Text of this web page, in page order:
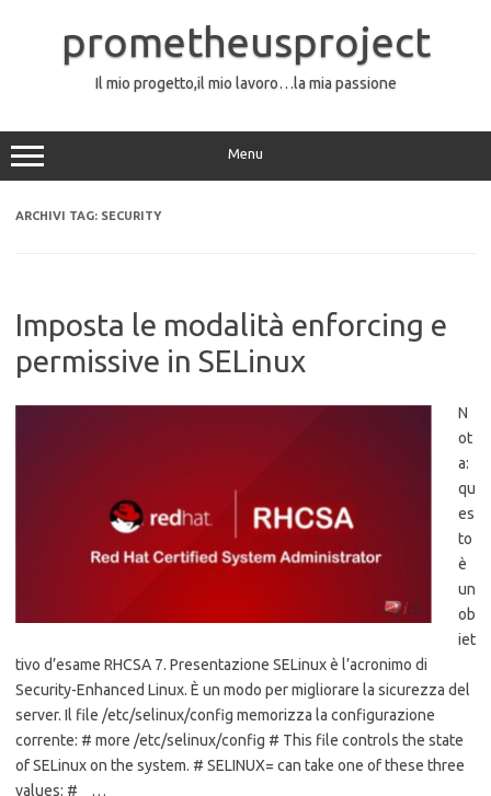
contenutoprometheusproject
Il mio progetto,il mio lavoro…la mia passione
Menu
ARCHIVI TAG: SECURITY
Imposta le modalità enforcing e
permissive in SELinux
N
ot
a:
qu
es
to
è
un
ob
iet
tivo d’esame RHCSA 7. Presentazione SELinux è l’acronimo di
Security-Enhanced Linux. È un modo per migliorare la sicurezza del
server. Il file /etc/selinux/config memorizza la configurazione
corrente: # more /etc/selinux/config # This file controls the state
of SELinux on the system. # SELINUX= can take one of these three
values: # …